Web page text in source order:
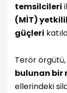
temsilcileri
(MİT)
güçleri
Terör örgütü,
bulunan bir
ellerindeki